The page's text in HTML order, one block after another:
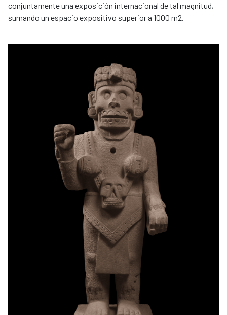
conjuntamente una exposición internacional de tal magnitud,
sumando un espacio expositivo superior a 1000 m2.